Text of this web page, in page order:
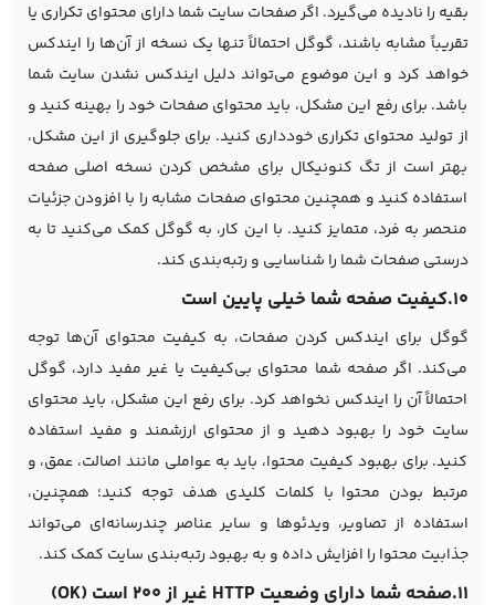
بقیه را نادیده می‌گیرد. اگر صفحات سایت شما دارای محتوای تکراری یا
تقریباً مشابه باشند، گوگل احتمالاً تنها یک نسخه از آن‌ها را ایندکس
خواهد کرد و این موضوع می‌تواند دلیل ایندکس نشدن سایت شما
باشد. برای رفع این مشکل، باید محتوای صفحات خود را بهینه کنید و
از تولید محتوای تکراری خودداری کنید. برای جلوگیری از این مشکل،
بهتر است از تگ کنونیکال برای مشخص کردن نسخه اصلی صفحه
استفاده کنید و همچنین محتوای صفحات مشابه را با افزودن جزئیات
منحصر به فرد، متمایز کنید. با این کار، به گوگل کمک می‌کنید تا به
درستی صفحات شما را شناسایی و رتبه‌بندی کند.
10.کیفیت صفحه شما خیلی پایین است
گوگل برای ایندکس کردن صفحات، به کیفیت محتوای آن‌ها توجه
می‌کند. اگر صفحه شما محتوای بی‌کیفیت یا غیر مفید دارد، گوگل
احتمالاً آن را ایندکس نخواهد کرد. برای رفع این مشکل، باید محتوای
سایت خود را بهبود دهید و از محتوای ارزشمند و مفید استفاده
کنید. برای بهبود کیفیت محتوا، باید به عواملی مانند اصالت، عمق، و
مرتبط بودن محتوا با کلمات کلیدی هدف توجه کنید؛ همچنین،
استفاده از تصاویر، ویدئوها و سایر عناصر چندرسانه‌ای می‌تواند
جذابیت محتوا را افزایش داده و به بهبود رتبه‌بندی سایت کمک کند.
11.صفحه شما دارای وضعیت HTTP غیر از 200 است (OK)